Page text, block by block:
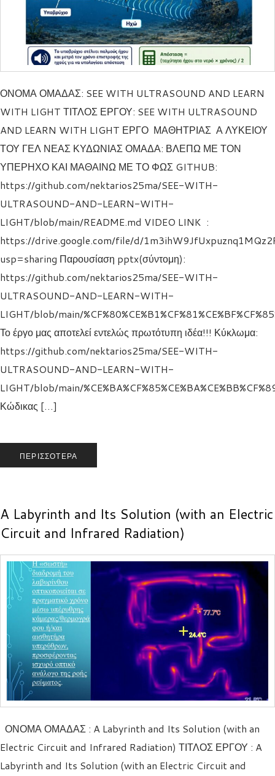
ΟΝΟΜΑ ΟΜΑΔΑΣ: SEE WITH ULTRASOUND AND LEARN
WITH LIGHT ΤΙΤΛΟΣ ΕΡΓΟΥ: SEE WITH ULTRASOUND
AND LEARN WITH LIGHT ΕΡΓΟ ΜΑΘΗΤΡΙΑΣ Α ΛΥΚΕΙΟΥ
ΤΟΥ ΓΕΛ ΝΕΑΣ ΚΥΔΩΝΙΑΣ ΟΜΑΔΑ: ΒΛΕΠΩ ΜΕ ΤΟΝ
ΥΠΕΡΗΧΟ ΚΑΙ ΜΑΘΑΙΝΩ ΜΕ ΤΟ ΦΩΣ GITHUB:
https://github.com/nektarios25ma/SEE-WITH-
ULTRASOUND-AND-LEARN-WITH-
LIGHT/blob/main/README.md VIDEO LINK :
https://drive.google.com/file/d/
usp=sharing Παρουσίαση pptx(σύντομη):
https://github.com/nektarios25ma/SEE-WITH-
ULTRASOUND-AND-LEARN-WITH-
LIGHT/blob/main/
Το έργο μας αποτελεί εντελώς πρωτότυπη ιδέα!!! Κύκλωμα:
https://github.com/nektarios25ma/SEE-WITH-
ULTRASOUND-AND-LEARN-WITH-
LIGHT/blob/main/
Κώδικας […]
ΠΕΡΙΣΣΌΤΕΡΑ
A Labyrinth and Its Solution (with an Electric
Circuit and Infrared Radiation)
ΟΝΟΜΑ ΟΜΑΔΑΣ : A Labyrinth and Its Solution (with an
Electric Circuit and Infrared Radiation) ΤΙΤΛΟΣ ΕΡΓΟΥ : A
Labyrinth and Its Solution (with an Electric Circuit and